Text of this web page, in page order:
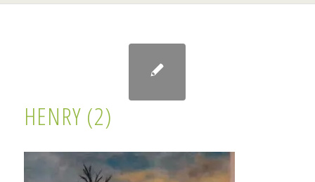
HENRY (2)